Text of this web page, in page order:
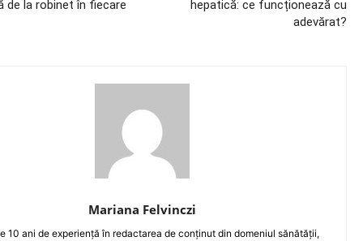
de la robinet în fiecare
hepatică: ce funcționează cu
adevărat?
Mariana Felvinczi
10 ani de experiență în redactarea de conținut din domeniul sănătății,